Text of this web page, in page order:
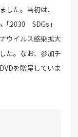
した。当初は、
「2030 SDGs」
ウイルス感染拡大
た。なお、参加チ
を贈呈していま